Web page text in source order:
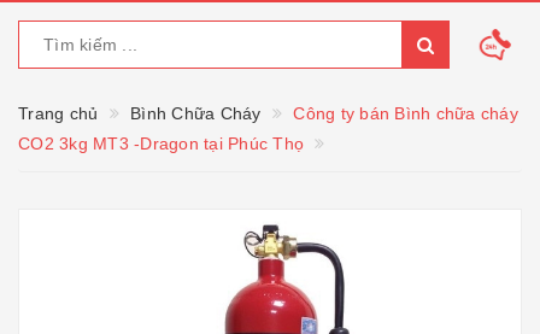
Trang chủ Bình Chữa Cháy
Công ty bán Bình chữa cháy
CO2 3kg MT3 -Dragon tại Phúc Thọ